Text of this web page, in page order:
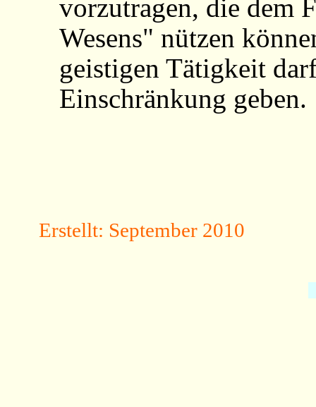
vorzutragen, die dem
Wesens" nützen
geistigen Tätigkeit
Einschränkung geben.
Erstellt: September 2010